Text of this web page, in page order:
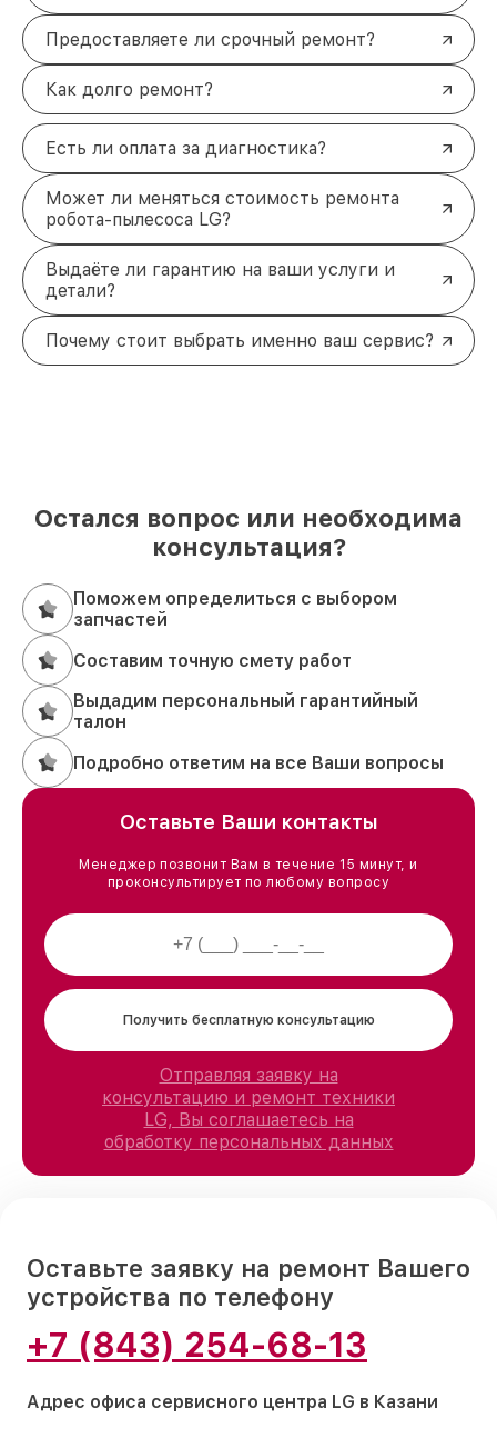
Предоставляете ли срочный ремонт?
Как долго ремонт?
Есть ли оплата за диагностика?
Может ли меняться стоимость ремонта
робота-пылесоса LG?
Выдаёте ли гарантию на ваши услуги и
детали?
Почему стоит выбрать именно ваш сервис?
Остался вопрос или необходима
консультация?
Поможем определиться с выбором
запчастей
Составим точную смету работ
Выдадим персональный гарантийный
талон
Подробно ответим на все Ваши вопросы
Оставьте Ваши контакты
Менеджер позвонит Вам в течение 15 минут, и
проконсультирует по любому вопросу
Получить бесплатную консультацию
Отправляя заявку на
консультацию и ремонт техники
LG, Вы соглашаетесь на
обработку персональных данных
Оставьте заявку на ремонт Вашего
устройства по телефону
+7 (843) 254-68-13
Адрес офиса сервисного центра LG в Казани